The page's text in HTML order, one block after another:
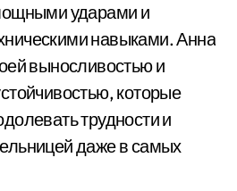
ударами и
навыками. Анна
выносливостью и
которые
трудности и
даже в самых